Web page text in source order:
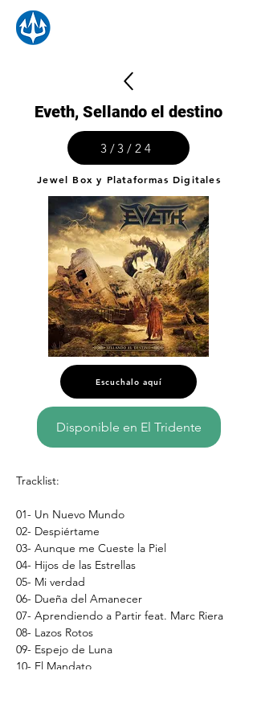
Eveth, Sellando el destino
3/3/24
Jewel Box y Plataformas Digitales
Escuchalo aquí
Disponible en El Tridente
Tracklist:
01- Un Nuevo Mundo
02- Despiértame
03- Aunque me Cueste la Piel
04- Hijos de las Estrellas
05- Mi verdad
06- Dueña del Amanecer
07- Aprendiendo a Partir feat. Marc Riera
08- Lazos Rotos
09- Espejo de Luna
10- El Mandato